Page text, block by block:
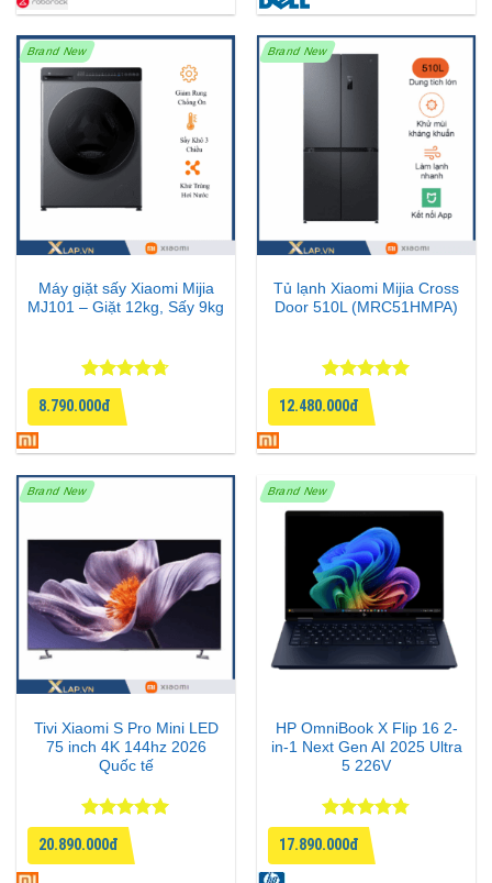
Brand New
Máy giặt sấy Xiaomi Mijia
MJ101 – Giặt 12kg, Sấy 9kg
Được xếp
hạng4.67
5 sao
8.790.000đ
Brand New
Tủ lạnh Xiaomi Mijia Cross
Door 510L (MRC51HMPA)
Được xếp
hạng
55
sao
12.480.000đ
Brand New
Tivi Xiaomi S Pro Mini LED
75 inch 4K 144hz 2026
Quốc tế
Được xếp
hạng
55
sao
20.890.000đ
Brand New
HP OmniBook X Flip 16 2-
in-1 Next Gen AI 2025 Ultra
5 226V
Được xếp
hạng
4.75
5 sao
17.890.000đ